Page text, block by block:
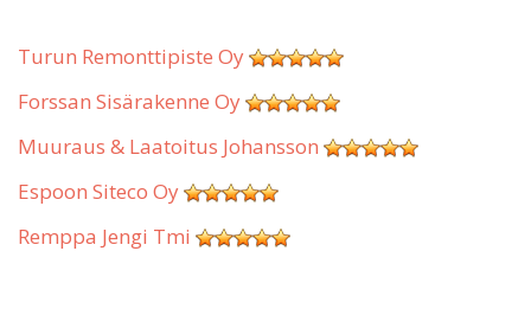
Turun Remonttipiste Oy
Forssan Sisärakenne Oy
Muuraus & Laatoitus Johansson
Espoon Siteco Oy
Remppa Jengi Tmi